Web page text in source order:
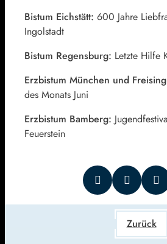
Bistum Eichstätt: 600 Jahre
Ingolstadt
Bistum Regensburg: Letzte Hilfe
Erzbistum München und
des Monats Juni
Erzbistum Bamberg:
Feuerstein
Zurück